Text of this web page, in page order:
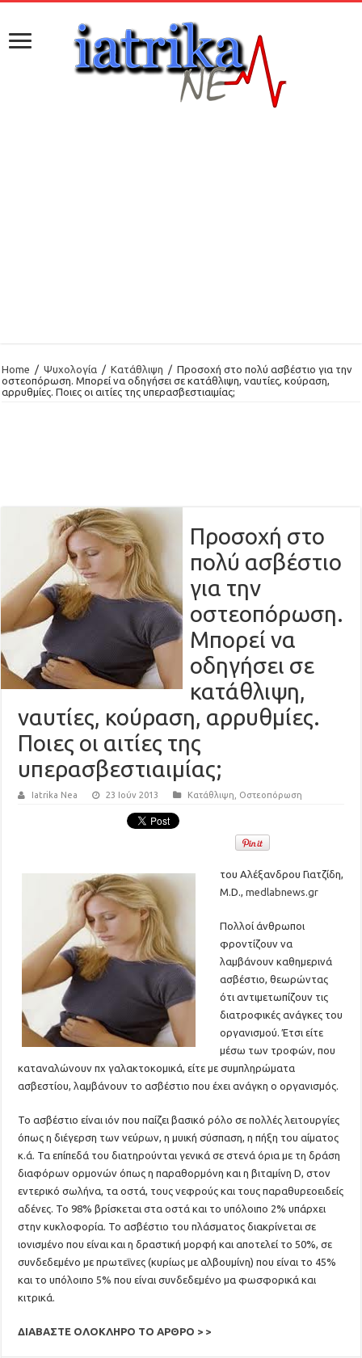
Home / Ψυχολογία / Κατάθλιψη / Προσοχή στο πολύ ασβέστιο για την
οστεοπόρωση. Μπορεί να οδηγήσει σε κατάθλιψη, ναυτίες, κούραση,
αρρυθμίες. Ποιες οι αιτίες της υπερασβεστιαιμίας;
Προσοχή στο
πολύ ασβέστιο
για την
οστεοπόρωση.
Μπορεί να
οδηγήσει σε
κατάθλιψη,
ναυτίες, κούραση, αρρυθμίες.
Ποιες οι αιτίες της
υπερασβεστιαιμίας;
Iatrika Nea 23 Ιούν 2013 Κατάθλιψη Οστεοπόρωση
του Αλέξανδρου Γιατζίδη,
M.D.,medlabnews.gr
Πολλοί άνθρωποι
φροντίζουν να
λαμβάνουν καθημερινά
ασβέστιο, θεωρώντας
ότι αντιμετωπίζουν τις
διατροφικές ανάγκες του
οργανισμού. Έτσι είτε
μέσω των τροφών, που
καταναλώνουν πχ γαλακτοκομικά, είτε με συμπληρώματα
ασβεστίου, λαμβάνουν το ασβέστιο που έχει ανάγκη ο οργανισμός.
Το ασβέστιο είναι ιόν που παίζει βασικό ρόλο σε πολλές λειτουργίες
όπως η διέγερση των νεύρων, η μυική σύσπαση, η πήξη του αίματος
κ.ά. Τα επίπεδά του διατηρούνται γενικά σε στενά όρια με τη δράση
διαφόρων ορμονών όπως η παραθορμόνη και η βιταμίνη D, στον
εντερικό σωλήνα, τα οστά, τους νεφρούς και τους παραθυρεοειδείς
αδένες. Το 98% βρίσκεται στα οστά και το υπόλοιπο 2% υπάρχει
στην κυκλοφορία. Το ασβέστιο του πλάσματος διακρίνεται σε
ιονισμένο που είναι και η δραστική μορφή και αποτελεί το 50%, σε
συνδεδεμένο με πρωτεΐνες (κυρίως με αλβουμίνη) που είναι το 45%
και το υπόλοιπο 5% που είναι συνδεδεμένο μα φωσφορικά και
κιτρικά.
ΔΙΑΒΑΣΤΕ ΟΛΟΚΛΗΡΟ ΤΟ ΑΡΘΡΟ > >